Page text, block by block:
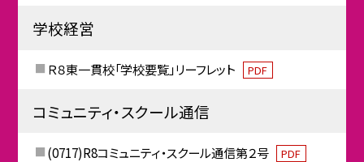
学校経営
Ｒ８東一貫校「学校要覧」リーフレット PDF
コミュニティ・スクール通信
(0717)R8コミュニティ・スクール通信第２号 PDF